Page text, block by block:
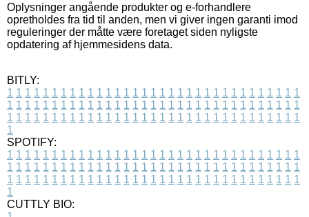
Oplysninger angående produkter og e-forhandlere
opretholdes fra tid til anden, men vi giver ingen garanti imod
reguleringer der måtte være foretaget siden nyligste
opdatering af hjemmesidens data.
BITLY:
1 1 1 1 1 1 1 1 1 1 1 1 1 1 1 1 1 1 1 1 1 1 1 1 1 1 1 1 1 1 1 1 1
1 1 1 1 1 1 1 1 1 1 1 1 1 1 1 1 1 1 1 1 1 1 1 1 1 1 1 1 1 1 1 1 1
1 1 1 1 1 1 1 1 1 1 1 1 1 1 1 1 1 1 1 1 1 1 1 1 1 1 1 1 1 1 1 1 1
1
SPOTIFY:
1 1 1 1 1 1 1 1 1 1 1 1 1 1 1 1 1 1 1 1 1 1 1 1 1 1 1 1 1 1 1 1 1
1 1 1 1 1 1 1 1 1 1 1 1 1 1 1 1 1 1 1 1 1 1 1 1 1 1 1 1 1 1 1 1 1
1 1 1 1 1 1 1 1 1 1 1 1 1 1 1 1 1 1 1 1 1 1 1 1 1 1 1 1 1 1 1 1 1
1
CUTTLY BIO: